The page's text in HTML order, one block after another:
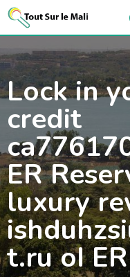
Aller
contenu
Lock in
credit
ER
luxury
t.ru oI ER